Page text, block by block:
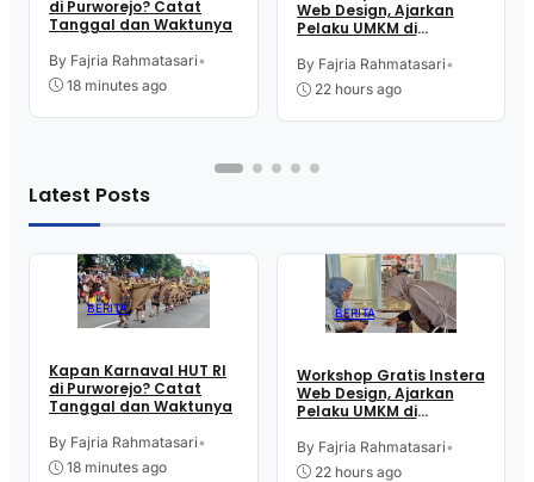
di Purworejo? Catat
Tanggal dan Waktunya
By Fajria Rahmatasari•
18 minutes ago
Web Design, Ajarkan
Pelaku UMKM di
Teknologi Digital buat
Jualan
By Fajria Rahmatasari•
22 hours ago
Latest Posts
BERITA
Kapan Karnaval HUT RI
di Purworejo? Catat
Tanggal dan Waktunya
By Fajria Rahmatasari•
18 minutes ago
BERITA
Workshop Gratis Instera
Web Design, Ajarkan
Pelaku UMKM di
Teknologi Digital buat
Jualan
By Fajria Rahmatasari•
22 hours ago